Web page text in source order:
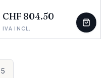
CHF 804.50
IVA INCL.
5